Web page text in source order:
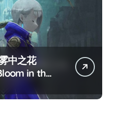
中之花
in the